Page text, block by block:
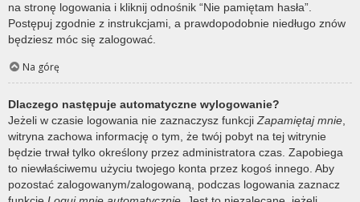
na stronę logowania i kliknij odnośnik “Nie pamiętam hasła”.
Postępuj zgodnie z instrukcjami, a prawdopodobnie niedługo znów
będziesz móc się zalogować.
Na górę
Dlaczego następuje automatyczne wylogowanie?
Jeżeli w czasie logowania nie zaznaczysz funkcji Zapamiętaj mnie
witryna zachowa informację o tym, że twój pobyt na tej witrynie
będzie trwał tylko określony przez administratora czas. Zapobiega
to niewłaściwemu użyciu twojego konta przez kogoś innego. Aby
pozostać zalogowanym/zalogowaną, podczas logowania zaznacz